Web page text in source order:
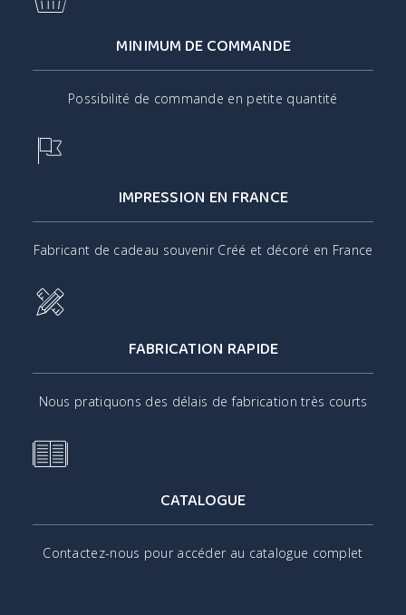
MINIMUM DE COMMANDE
Possibilité de commande en petite quantité
IMPRESSION EN FRANCE
Fabricant de cadeau souvenir Créé et décoré en France
FABRICATION RAPIDE
Nous pratiquons des délais de fabrication très courts
CATALOGUE
Contactez-nous pour accéder au catalogue complet